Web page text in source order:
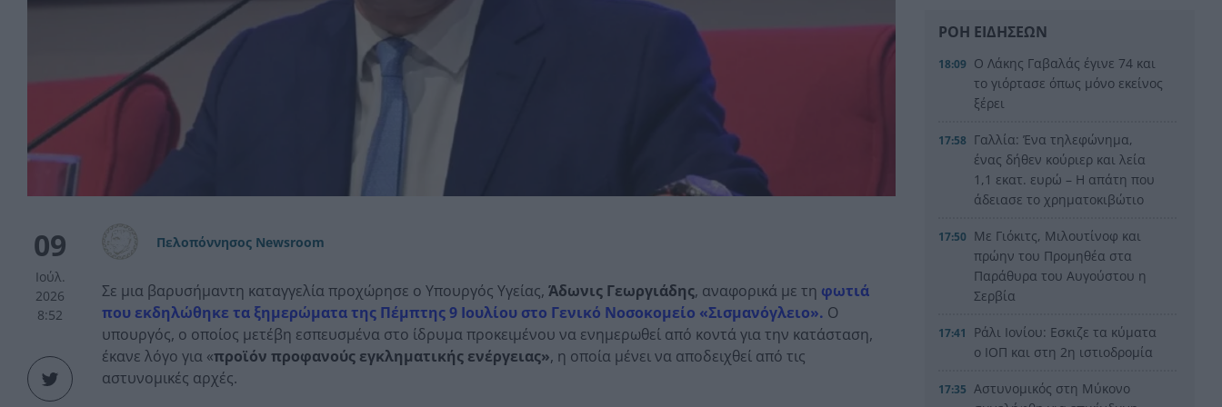
09
Ιούλ.
2026
8:52
Πελοπόννησος Newsroom
Σε μια βαρυσήμαντη καταγγελία προχώρησε ο Υπουργός Υγείας,Άδωνις Γεωργιάδης, αναφορικά με τη φωτιά
που εκδηλώθηκε τα ξημερώματα της Πέμπτης 9 Ιουλίου στο Γενικό Νοσοκομείο «Σισμανόγλειο». Ο
υπουργός, ο οποίος μετέβη εσπευσμένα στο ίδρυμα προκειμένου να ενημερωθεί από κοντά για την κατάσταση,
έκανε λόγο για «προϊόν προφανούς εγκληματικής ενέργειας», η οποία μένει να αποδειχθεί από τις
αστυνομικές αρχές.
ΡΟΗ ΕΙΔΗΣΕΩΝ
18:09 Ο Λάκης Γαβαλάς έγινε 74 και
το γιόρτασε όπως μόνο εκείνος
ξέρει
17:58 Γαλλία: Ένα τηλεφώνημα,
ένας δήθεν κούριερ και λεία
1,1 εκατ. ευρώ – Η απάτη που
άδειασε το χρηματοκιβώτιο
17:50 Με Γιόκιτς, Μιλουτίνοφ και
πρώην του Προμηθέα στα
Παράθυρα του Αυγούστου η
Σερβία
17:41
Ράλι Ιονίου: Εσκιζε τα κύματα
ο ΙΟΠ και στη 2η ιστιοδρομία
17:35 Αστυνομικός στη Μύκονο